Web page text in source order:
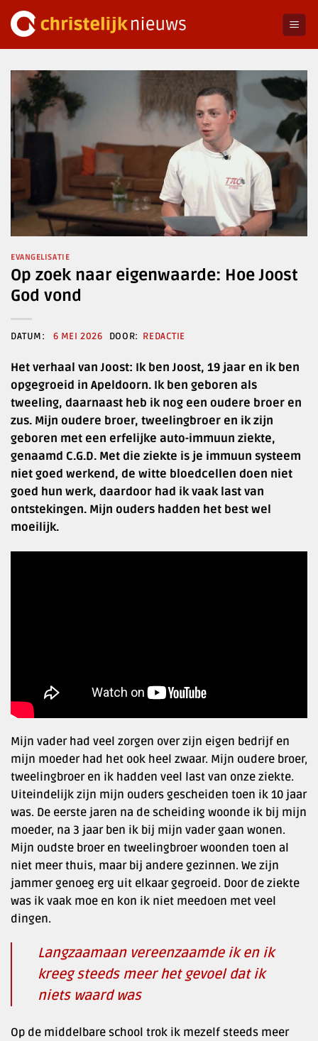
naar
EVANGELISATIE
Op zoek naar eigenwaarde: Hoe Joost
God vond
6 MEI 2026 REDACTIE
Het verhaal van Joost: Ik ben Joost, 19 jaar en ik ben
opgegroeid in Apeldoorn. Ik ben geboren als
tweeling, daarnaast heb ik nog een oudere broer en
zus. Mijn oudere broer, tweelingbroer en ik zijn
geboren met een erfelijke auto-immuun ziekte,
genaamd C.G.D. Met die ziekte is je immuun systeem
niet goed werkend, de witte bloedcellen doen niet
goed hun werk, daardoor had ik vaak last van
ontstekingen. Mijn ouders hadden het best wel
moeilijk.
Mijn vader had veel zorgen over zijn eigen bedrijf en
mijn moeder had het ook heel zwaar. Mijn oudere broer,
tweelingbroer en ik hadden veel last van onze ziekte.
Uiteindelijk zijn mijn ouders gescheiden toen ik 10 jaar
was. De eerste jaren na de scheiding woonde ik bij mijn
moeder, na 3 jaar ben ik bij mijn vader gaan wonen.
Mijn oudste broer en tweelingbroer woonden toen al
niet meer thuis, maar bij andere gezinnen. We zijn
jammer genoeg erg uit elkaar gegroeid. Door de ziekte
was ik vaak moe en kon ik niet meedoen met veel
dingen.
Langzaamaan vereenzaamde ik en ik
kreeg steeds meer het gevoel dat ik
niets waard was
Op de middelbare school trok ik mezelf steeds meer